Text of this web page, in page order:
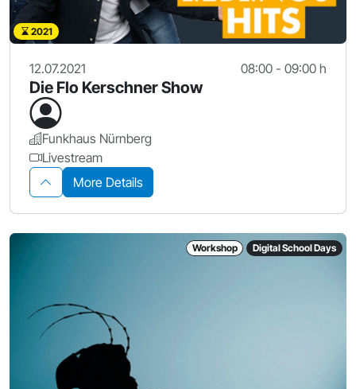
2021
12.07.2021 08:00 - 09:00 h
Die Flo Kerschner Show
Funkhaus Nürnberg
Livestream
More Details
Workshop Digital School Days